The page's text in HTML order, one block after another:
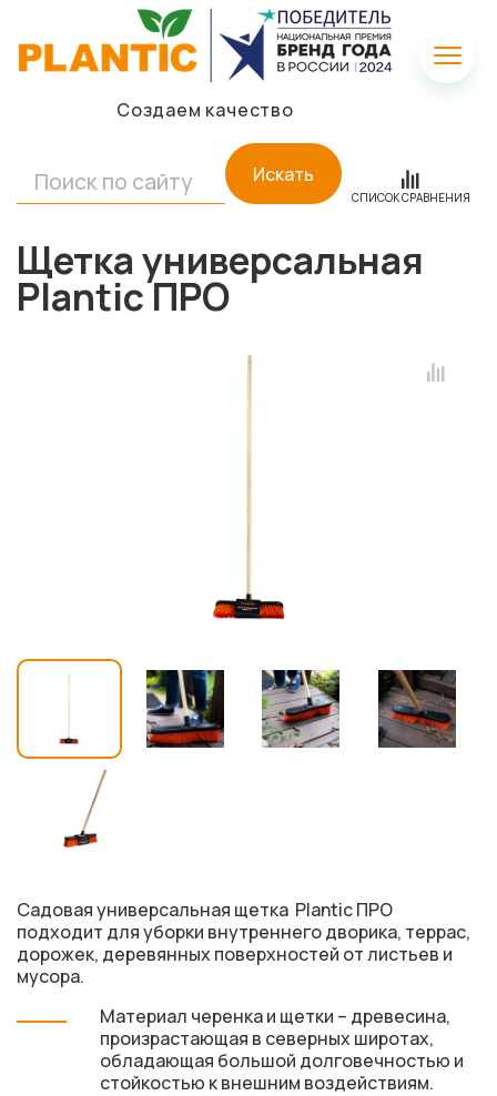
Создаем качество
Искать
СПИСОК СРАВНЕНИЯ
Щетка универсальная
Plantic ПРО
Cадовая универсальная щетка Plantic ПРО
подходит для уборки внутреннего дворика, террас,
дорожек, деревянных поверхностей от листьев и
мусора.
Материал черенка и щетки – древесина,
произрастающая в северных широтах,
обладающая большой долговечностью и
стойкостью к внешним воздействиям.